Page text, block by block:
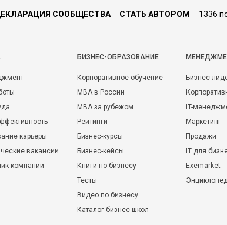
СООБЩЕСТВА СТАТЬ АВТОРОМ 1336
карьеры
вакансии
компаний
БИЗНЕС-ОБРАЗОВАНИЕ
Корпоративное обучение
MBA в России
MBA за рубежом
Рейтинги
Бизнес-курсы
Бизнес-кейсы
Книги по бизнесу
Тесты
Видео по бизнесу
Каталог бизнес-школ
Бизнес-
IT-
Маркетинг
Продажи
IT для
Exemarket